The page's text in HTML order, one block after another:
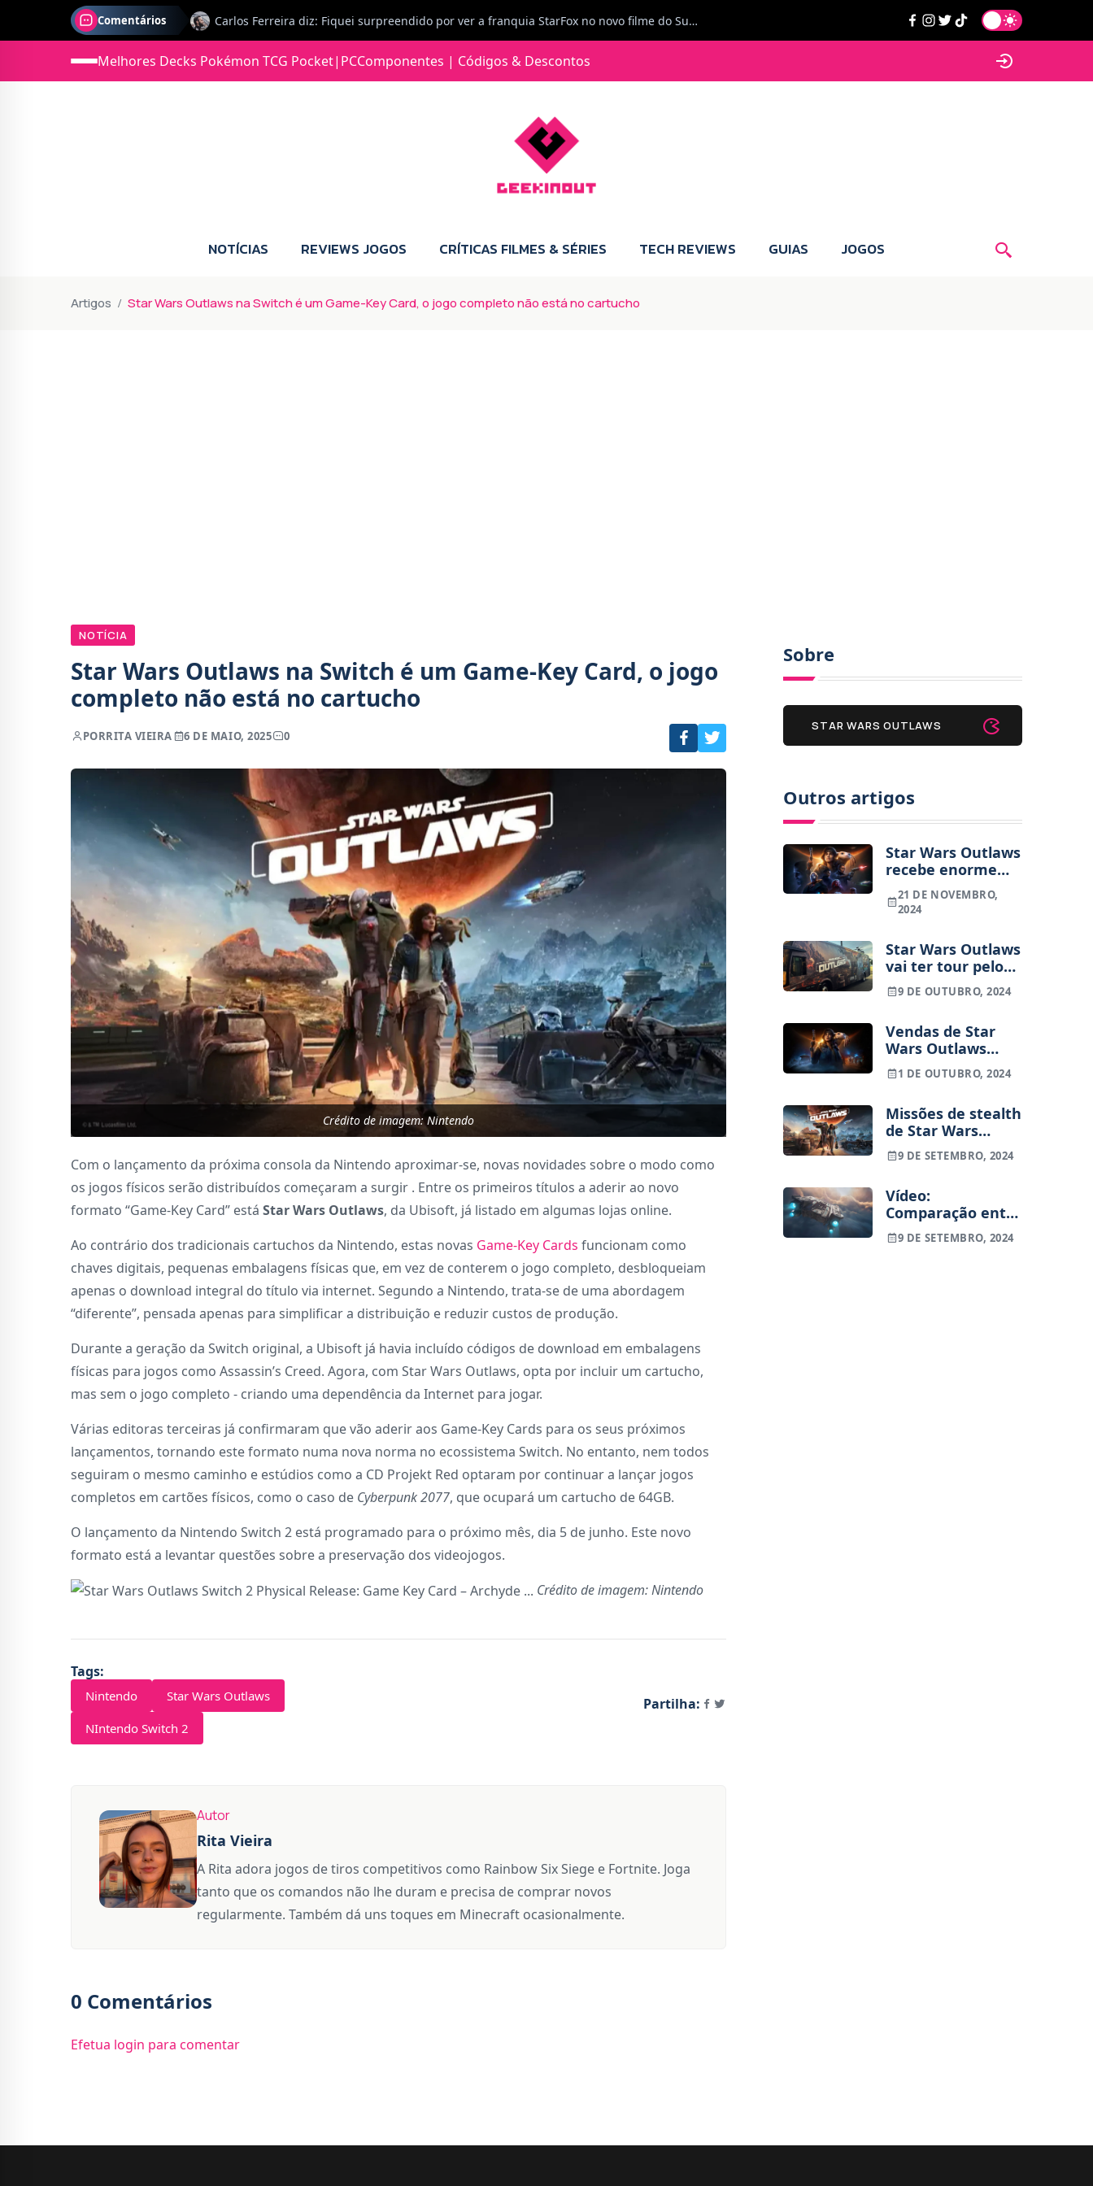
Comentários Jorge Loureiro | Fearme diz: A versão da Switch 2 tem censura... mas também não perdes muito.
Jonas diz: Estou seriamente com vontade para comprar para a Switch 2 :P
Jorge Loureiro | Fearme diz: Boas, obrigado pelo teu comentário. Talvez seja verdade que a Microsoft está a tentar redefinir o futuro dos jogos, mas para uma marca que já trocou de estratégia tantas vezes, é difícil acreditar em mais uma virada de direção. Basta lembrar do Kinect, da aposta no cloud gaming, ou mesmo do discurso de que os exclusivos eram "essenciais": todas essas promessas acabaram por perder força com o tempo. Além disso, há um ponto chave que estás a ignorar: as consolas Xbox. Está à vista que foram praticamente abandonadas. Quem comprou uma Xbox Series X a pensar que ia ser a máquina indispensável para jogar exclusivos, ficou a arder, porque hoje esses jogos chegam também ao PC e, cada vez mais, até à concorrência. Isso mina a identidade da marca e enfraquece a confiança dos jogadores. A PlayStation até pode estar a lançar alguns jogos na Xbox como o Helldivers 2, mas não é o catálogo inteiro. Desta forma, as consolas PS5 continuam a ter valor.
Melhores Decks Pokémon TCG Pocket| PCComponentes | Códigos & Descontos
NOTÍCIAS REVIEWS JOGOS CRÍTICAS FILMES & SÉRIES TECH REVIEWS GUIAS JOGOS
Artigos Star Wars Outlaws na Switch é um Game-Key Card, o jogo completo não está no cartucho
NOTÍCIA
Star Wars Outlaws na Switch é um Game-Key Card, o jogo
completo não está no cartucho
PORRITA VIEIRA 6 DE MAIO, 2025 0
Crédito de imagem: Nintendo
Com o lançamento da próxima consola da Nintendo aproximar-se, novas novidades sobre o modo como
os jogos físicos serão distribuídos começaram a surgir . Entre os primeiros títulos a aderir ao novo
formato “Game-Key Card” está Star Wars Outlaws, da Ubisoft, já listado em algumas lojas online.
Ao contrário dos tradicionais cartuchos da Nintendo, estas novas Game-Key Cards funcionam como
chaves digitais, pequenas embalagens físicas que, em vez de conterem o jogo completo, desbloqueiam
apenas o download integral do título via internet. Segundo a Nintendo, trata-se de uma abordagem
“diferente”, pensada apenas para simplificar a distribuição e reduzir custos de produção.
Durante a geração da Switch original, a Ubisoft já havia incluído códigos de download em embalagens
físicas para jogos como Assassin’s Creed. Agora, com Star Wars Outlaws, opta por incluir um cartucho,
mas sem o jogo completo - criando uma dependência da Internet para jogar.
Várias editoras terceiras já confirmaram que vão aderir aos Game-Key Cards para os seus próximos
lançamentos, tornando este formato numa nova norma no ecossistema Switch. No entanto, nem todos
seguiram o mesmo caminho e estúdios como a CD Projekt Red optaram por continuar a lançar jogos
completos em cartões físicos, como o caso de Cyberpunk 2077, que ocupará um cartucho de 64GB.
O lançamento da Nintendo Switch 2 está programado para o próximo mês, dia 5 de junho. Este novo
formato está a levantar questões sobre a preservação dos videojogos.
Crédito de imagem: Nintendo
Tags:
Nintendo
Star Wars Outlaws
NIntendo Switch 2
Partilha:
Autor
Rita Vieira
A Rita adora jogos de tiros competitivos como Rainbow Six Siege e Fortnite. Joga
tanto que os comandos não lhe duram e precisa de comprar novos
regularmente. Também dá uns toques em Minecraft ocasionalmente.
0 Comentários
Efetua login para comentar
Sobre
STAR WARS OUTLAWS
Outros artigos
Star Wars Outlaws
recebe enorme
actualização para
melhorar o jogo
21 DE NOVEMBRO,
2024
Star Wars Outlaws
vai ter tour pelo
Brasil
9 DE OUTUBRO, 2024
Vendas de Star
Wars Outlaws
ficam aquém das
expectativas
1 DE OUTUBRO, 2024
Missões de stealth
de Star Wars
Outlaws vão ficar
mais fáceis
9 DE SETEMBRO, 2024
Vídeo:
Comparação entre
Star Wars
Outlaws, Starfield
9 DE SETEMBRO, 2024